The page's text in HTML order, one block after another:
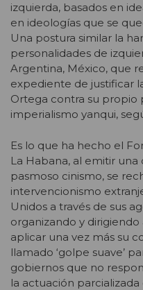
izquierda, basados en
en ideologías que se
Una postura similar la
personalidades de
Argentina, México, que
expediente de justificar
Ortega contra su propio
imperialismo yanqui,
Es lo que ha hecho el
La Habana, al emitir
pasmoso cinismo, se
intervencionismo
Unidos a través de sus
organizando y
aplicar una vez más su
llamado ‘golpe suave’
gobiernos que no
la actuación